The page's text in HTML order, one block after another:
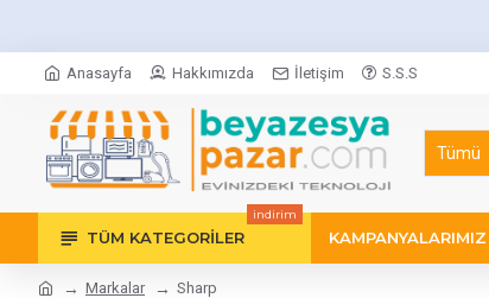
Anasayfa Hakkımızda İletişim S.S.S
Tümü
TÜM KATEGORILER
indirim
KAMPANYALARIMIZ
Markalar Sharp